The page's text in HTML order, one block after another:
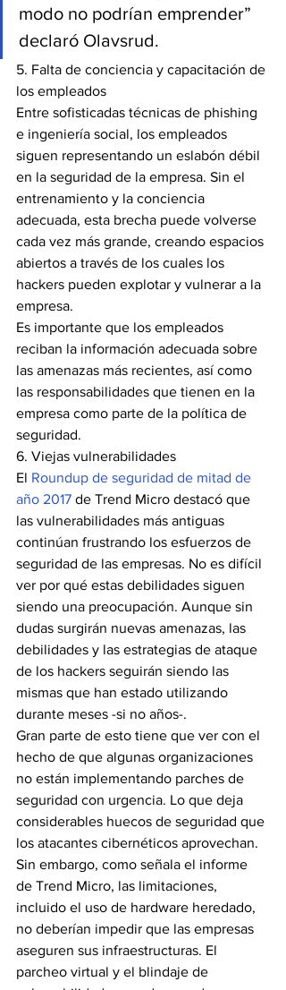
modo no podrían emprender”
declaró Olavsrud.
5. Falta de conciencia y capacitación de
los empleados
Entre sofisticadas técnicas de phishing
e ingeniería social, los empleados
siguen representando un eslabón débil
en la seguridad de la empresa. Sin el
entrenamiento y la conciencia
adecuada, esta brecha puede volverse
cada vez más grande, creando espacios
abiertos a través de los cuales los
hackers pueden explotar y vulnerar a la
empresa.
Es importante que los empleados
reciban la información adecuada sobre
las amenazas más recientes, así como
las responsabilidades que tienen en la
empresa como parte de la política de
seguridad.
6. Viejas vulnerabilidades
El Roundup de seguridad de mitad de
año 2017 de Trend Micro destacó que
las vulnerabilidades más antiguas
continúan frustrando los esfuerzos de
seguridad de las empresas. No es difícil
ver por qué estas debilidades siguen
siendo una preocupación. Aunque sin
dudas surgirán nuevas amenazas, las
debilidades y las estrategias de ataque
de los hackers seguirán siendo las
mismas que han estado utilizando
durante meses -si no años-.
Gran parte de esto tiene que ver con el
hecho de que algunas organizaciones
no están implementando parches de
seguridad con urgencia. Lo que deja
considerables huecos de seguridad que
los atacantes cibernéticos aprovechan.
Sin embargo, como señala el informe
de Trend Micro, las limitaciones,
incluido el uso de hardware heredado,
no deberían impedir que las empresas
aseguren sus infraestructuras. El
parcheo virtual y el blindaje de